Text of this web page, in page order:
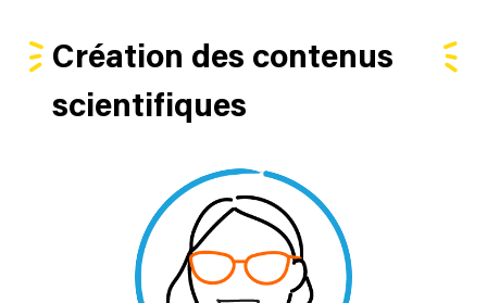
Création des contenus
scientifiques